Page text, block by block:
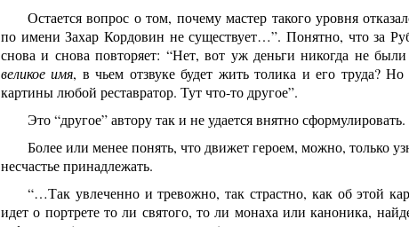
Остается вопрос о том, почему мастер такого уровня
по имени Захар Кордовин не существует…”. Понятно, что за
снова и снова повторяет: “Нет, вот уж деньги никогда не
великое имя, в чьем отзвуке будет жить толика и его труда?
картины любой реставратор. Тут что-то другое”.
Это “другое” автору так и не удается внятно сформулировать.
Более или менее понять, что движет героем, можно, только
несчастье принадлежать.
“…Так увлеченно и тревожно, так страстно, как об этой
идет о портрете то ли святого, то ли монаха или каноника,